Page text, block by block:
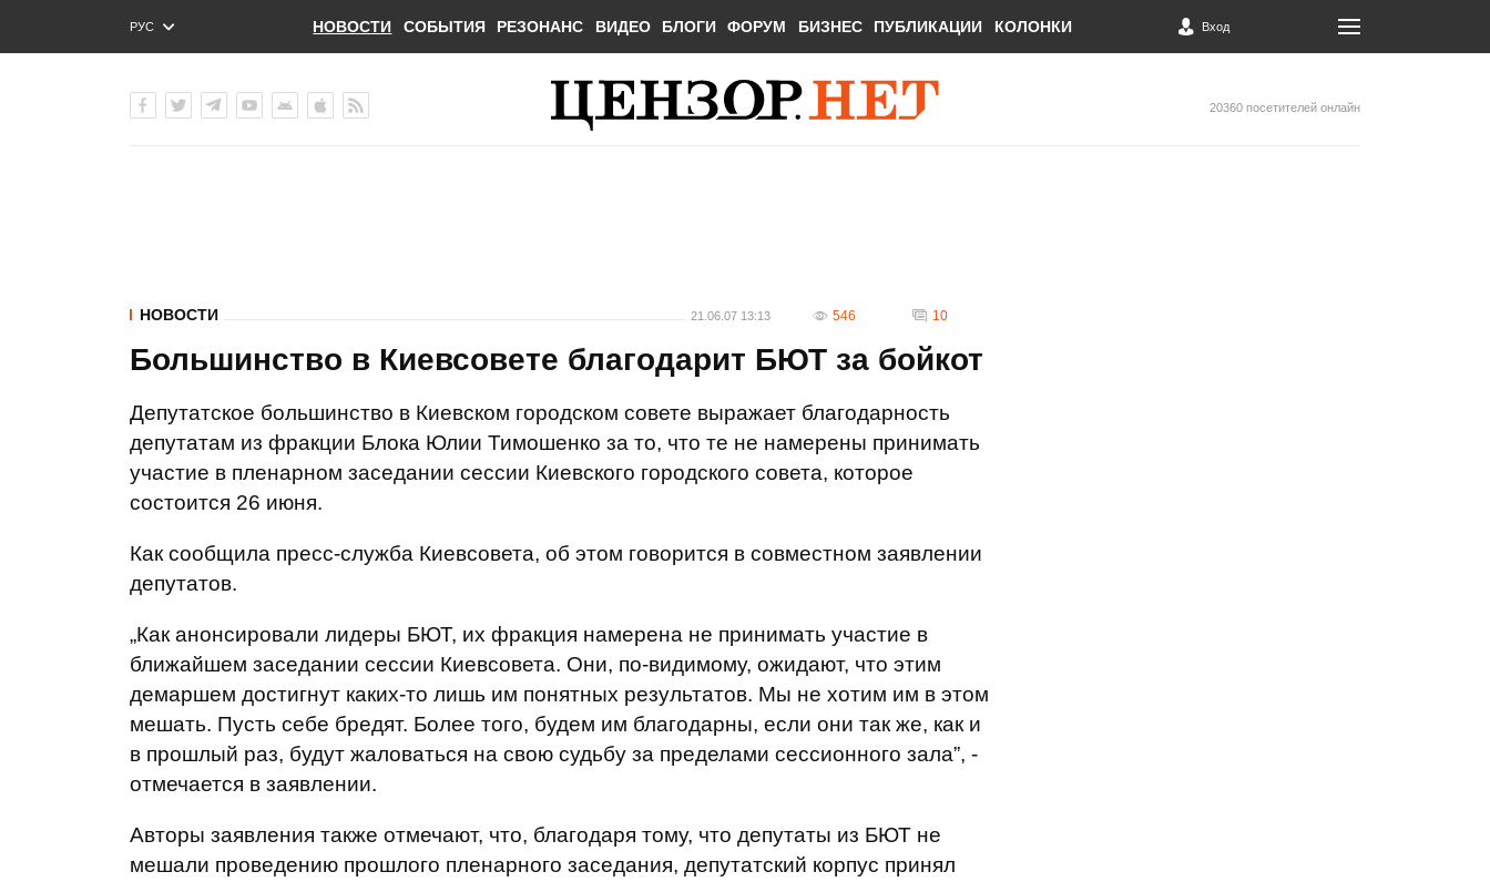
РУС
ENG
НОВОСТИ СОБЫТИЯ РЕЗОНАНС ВИДЕО БЛОГИ ФОРУМ БИЗНЕС ПУБЛИКАЦИИ КОЛОНКИ Вход
20360 посетителей онлайн
НОВОСТИ 21.06.07 13:13 546 10
Большинство в Киевсовете благодарит БЮТ за бойкот
Депутатское большинство в Киевском городском совете выражает благодарность
депутатам из фракции Блока Юлии Тимошенко за то, что те не намерены принимать
участие в пленарном заседании сессии Киевского городского совета, которое
состоится 26 июня.
Как сообщила пресс-служба Киевсовета, об этом говорится в совместном заявлении
депутатов.
„Как анонсировали лидеры БЮТ, их фракция намерена не принимать участие в
ближайшем заседании сессии Киевсовета. Они, по-видимому, ожидают, что этим
демаршем достигнут каких-то лишь им понятных результатов. Мы не хотим им в этом
мешать. Пусть себе бредят. Более того, будем им благодарны, если они так же, как и
в прошлый раз, будут жаловаться на свою судьбу за пределами сессионного зала”, -
отмечается в заявлении.
Авторы заявления также отмечают, что, благодаря тому, что депутаты из БЮТ не
мешали проведению прошлого пленарного заседания, депутатский корпус принял